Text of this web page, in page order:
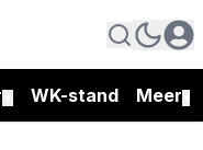
WK-stand Meer